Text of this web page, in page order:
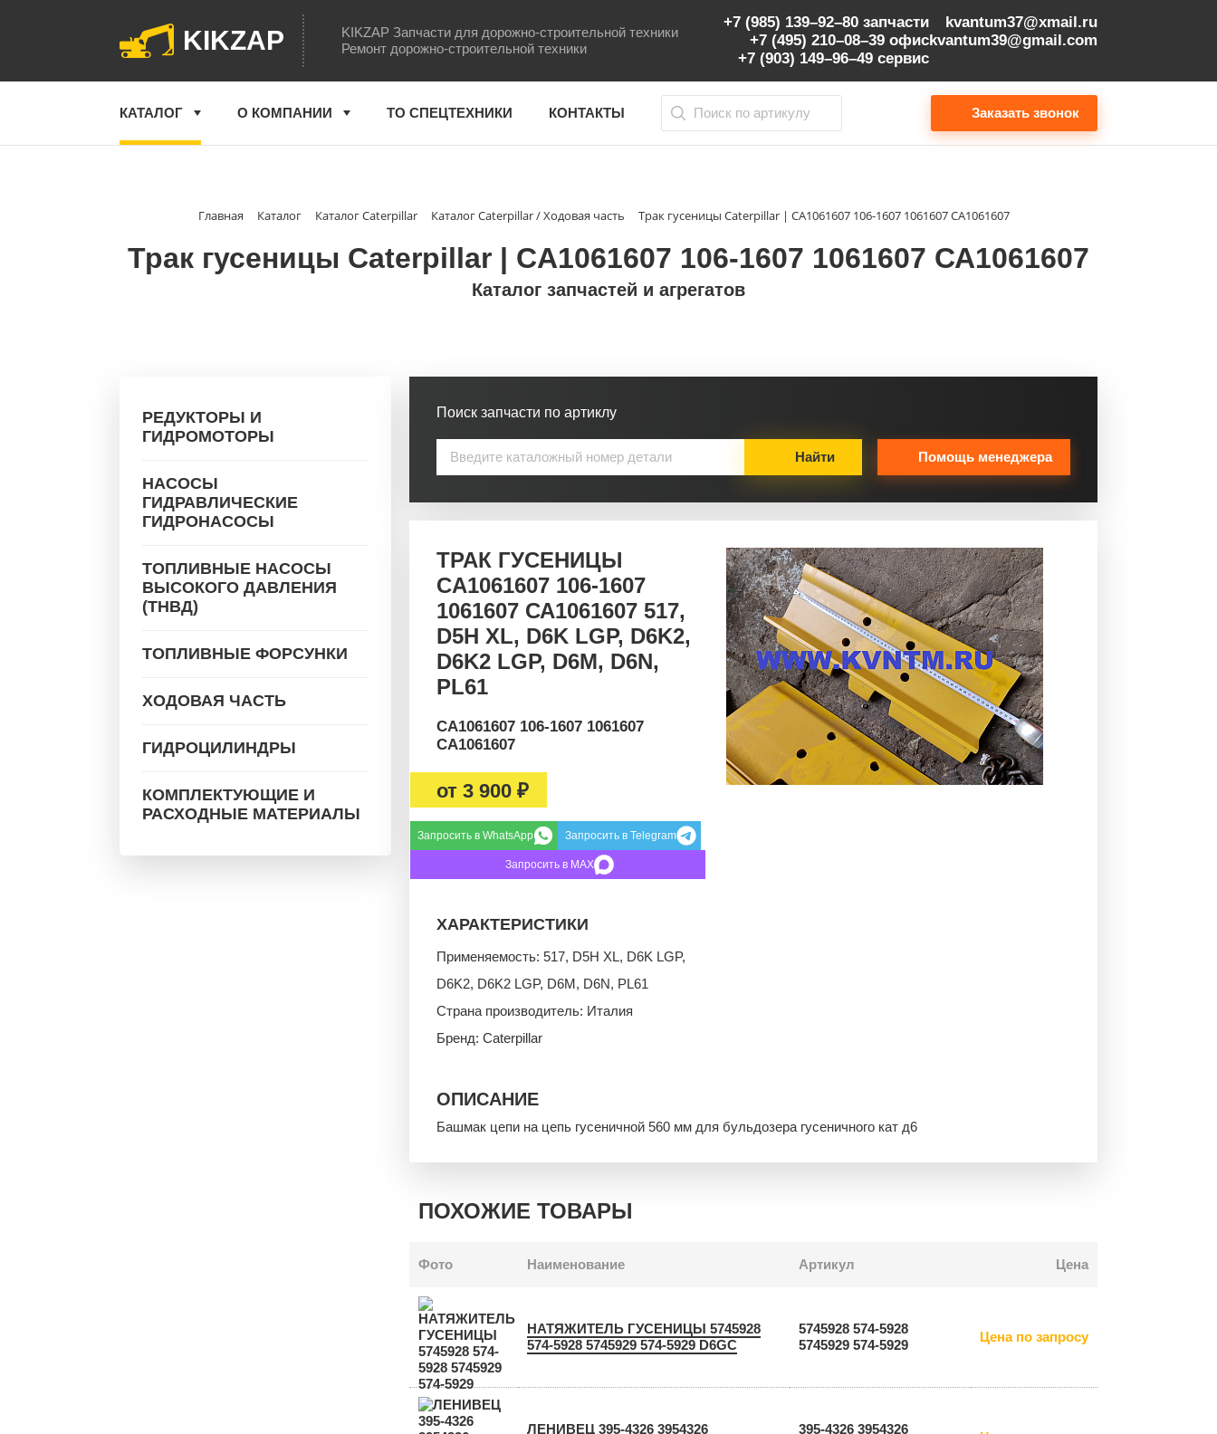
KIKZAP
KIKZAP Запчасти для дорожно-строительной техники
Ремонт дорожно-строительной техники
+7 (985) 139–92–80 запчасти
+7 (495) 210–08–39 офис
+7 (903) 149–96–49 сервис
kvantum37@xmail.ru
kvantum39@gmail.com
КАТАЛОГ О КОМПАНИИ ТО СПЕЦТЕХНИКИ КОНТАКТЫ Заказать звонок
Главная Каталог Каталог Caterpillar Каталог Caterpillar / Ходовая часть Трак гусеницы Caterpillar | CA1061607 106-1607 1061607 СА1061607
Трак гусеницы Caterpillar | CA1061607 106-1607 1061607 СА1061607
Каталог запчастей и агрегатов
РЕДУКТОРЫ И
ГИДРОМОТОРЫ
НАСОСЫ
ГИДРАВЛИЧЕСКИЕ
ГИДРОНАСОСЫ
ТОПЛИВНЫЕ НАСОСЫ
ВЫСОКОГО ДАВЛЕНИЯ
(ТНВД)
ТОПЛИВНЫЕ ФОРСУНКИ
ХОДОВАЯ ЧАСТЬ
ГИДРОЦИЛИНДРЫ
КОМПЛЕКТУЮЩИЕ И
РАСХОДНЫЕ МАТЕРИАЛЫ
Поиск запчасти по артиклу
Найти Помощь менеджера
ТРАК ГУСЕНИЦЫ
CA1061607 106-1607
1061607 СА1061607 517,
D5H XL, D6K LGP, D6K2,
D6K2 LGP, D6M, D6N,
PL61
CA1061607 106-1607 1061607
СА1061607
от 3 900 ₽
Запросить в WhatsApp Запросить в Telegram
Запросить в MAX
ХАРАКТЕРИСТИКИ
Применяемость: 517, D5H XL, D6K LGP,
D6K2, D6K2 LGP, D6M, D6N, PL61
Страна производитель: Италия
Бренд: Caterpillar
ОПИСАНИЕ
Башмак цепи на цепь гусеничной 560 мм для бульдозера гусеничного кат д6
ПОХОЖИЕ ТОВАРЫ
Фото Наименование Артикул Цена
НАТЯЖИТЕЛЬ ГУСЕНИЦЫ 5745928
574-5928 5745929 574-5929 D6GC
5745928 574-5928
5745929 574-5929
Цена по запросу
ЛЕНИВЕЦ 395-4326 3954326
395-4326 3954326